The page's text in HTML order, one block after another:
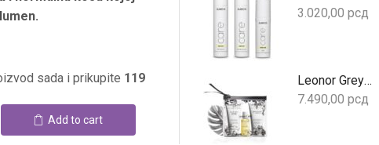
sada i prikupite 119
Add to cart
3.020,00рсд
Leonor Greyl Set Colored Hair – Set za farbanu kosu
7.490,00рсд